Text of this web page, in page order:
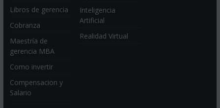
Libros de gerencia
Cobranza
Maestría de
gerencia MBA
Como invertir
Compensacion y
Salario
Inteligencia
Artificial
Realidad Virtual